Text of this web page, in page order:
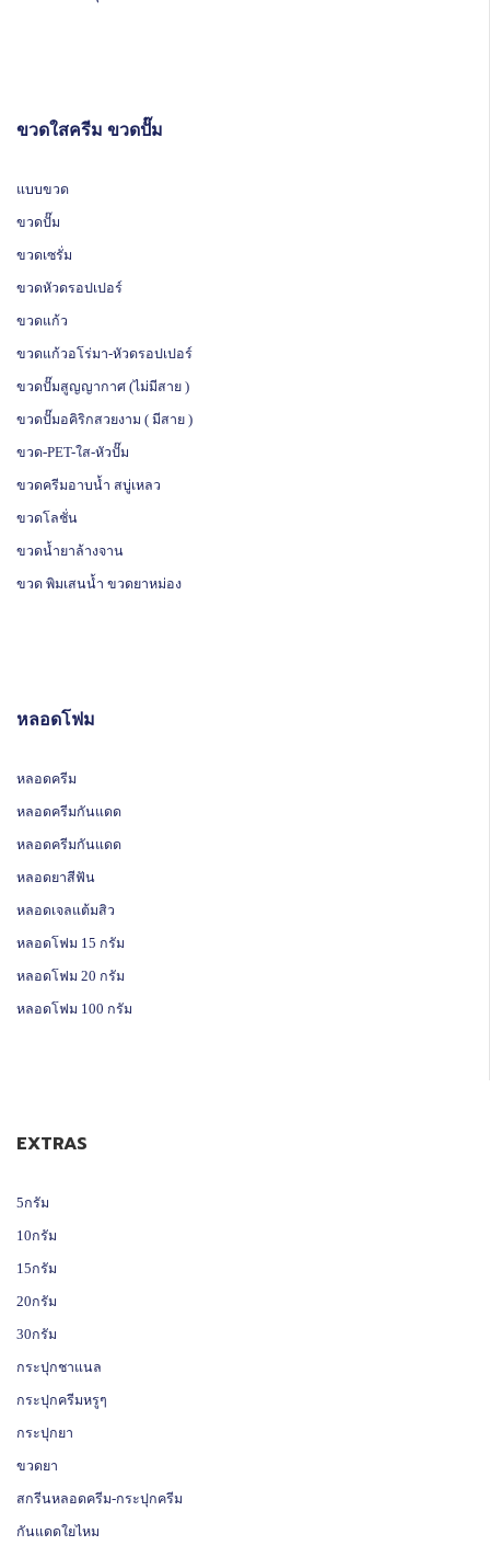
ขวดใสครีม ขวดปั๊ม
แบบขวด
ขวดปั๊ม
ขวดเซรั่ม
ขวดหัวดรอปเปอร์
ขวดแก้ว
ขวดแก้วอโร่มา-หัวดรอปเปอร์
ขวดปั๊มสูญญากาศ (ไม่มีสาย )
ขวดปั๊มอคิริกสวยงาม ( มีสาย )
ขวด-PET-ใส-หัวปั๊ม
ขวดครีมอาบน้ำ สบู่เหลว
ขวดโลชั่น
ขวดน้ำยาล้างจาน
ขวด พิมเสนน้ำ ขวดยาหม่อง
หลอดโฟม
หลอดครีม
หลอดครีมกันแดด
หลอดครีมกันแดด
หลอดยาสีฟัน
หลอดเจลแต้มสิว
หลอดโฟม 15 กรัม
หลอดโฟม 20 กรัม
หลอดโฟม 100 กรัม
EXTRAS
5กรัม
10กรัม
15กรัม
20กรัม
30กรัม
กระปุกชาแนล
กระปุกครีมหรูๆ
กระปุกยา
ขวดยา
สกรีนหลอดครีม-กระปุกครีม
กันแดดใยไหม